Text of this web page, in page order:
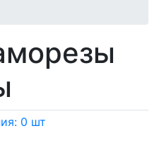
0 шт